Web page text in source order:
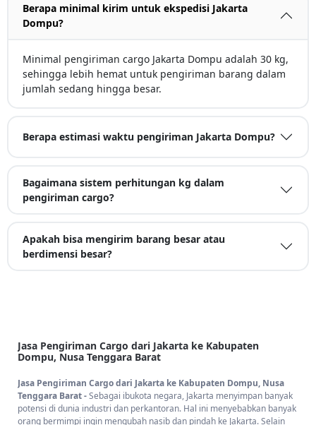
Berapa minimal kirim untuk ekspedisi Jakarta
Dompu?
Minimal pengiriman cargo Jakarta Dompu adalah 30 kg,
sehingga lebih hemat untuk pengiriman barang dalam
jumlah sedang hingga besar.
Berapa estimasi waktu pengiriman Jakarta Dompu?
Bagaimana sistem perhitungan kg dalam
pengiriman cargo?
Apakah bisa mengirim barang besar atau
berdimensi besar?
Jasa Pengiriman Cargo dari Jakarta ke Kabupaten
Dompu, Nusa Tenggara Barat
Jasa Pengiriman Cargo dari Jakarta ke Kabupaten Dompu, Nusa
Tenggara Barat -Sebagai ibukota negara, Jakarta menyimpan banyak
potensi di dunia industri dan perkantoran. Hal ini menyebabkan banyak
orang bermimpi ingin mengubah nasib dan pindah ke Jakarta. Selain